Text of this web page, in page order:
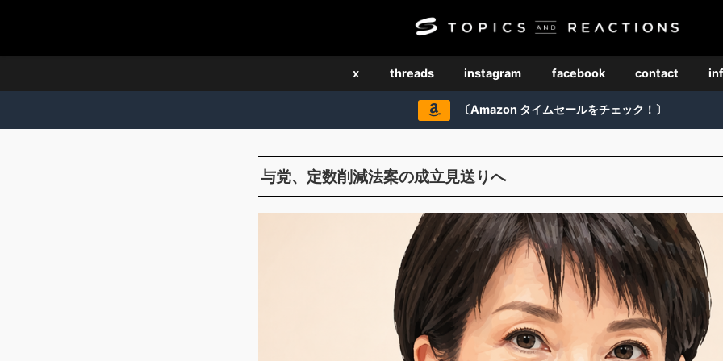
x threads instagram facebook contact
〔Amazon タイムセールをチェック！〕
与党、定数削減法案の成立見送りへ